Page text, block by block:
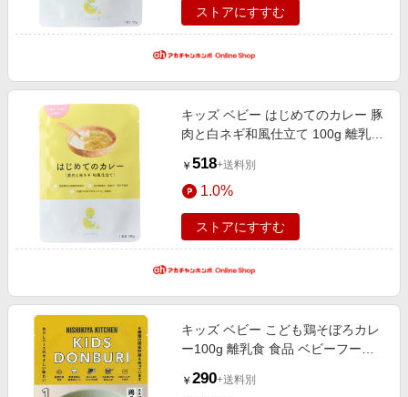
ストアにすすむ
キッズ ベビー はじめてのカレー 豚
肉と白ネギ和風仕立て 100g 離乳食
1歳4ヵ月〜フード
￥ 518+送料別
1.0%
ストアにすすむ
キッズ ベビー こども鶏そぼろカレ
ー100g 離乳食 食品 ベビーフー
￥ 290+送料別